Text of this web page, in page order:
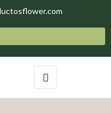
Navegación
de
palanca
☰